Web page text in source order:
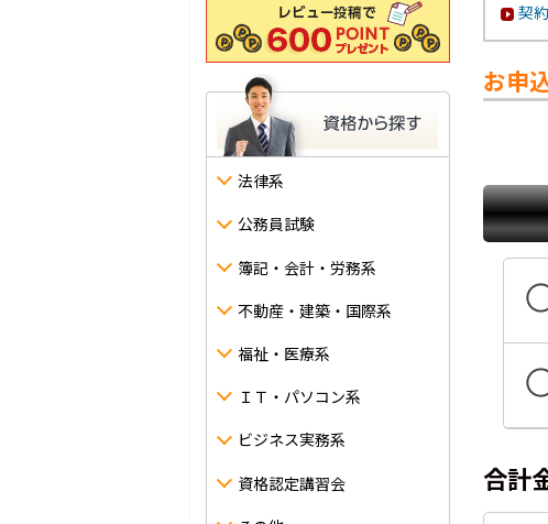
法律系
公務員試験
簿記・会計・労務系
不動産・建築・国際系
福祉・医療系
ＩＴ・パソコン系
ビジネス実務系
資格認定講習会
契
お申
合計